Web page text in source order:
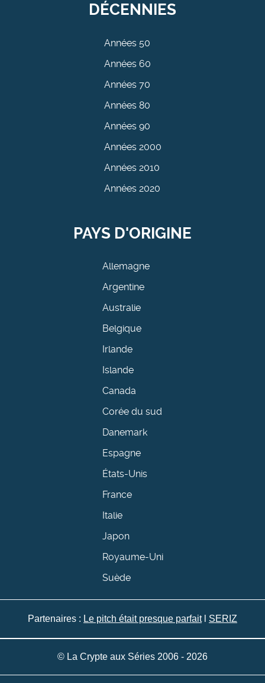
DÉCENNIES
Années 50
Années 60
Années 70
Années 80
Années 90
Années 2000
Années 2010
Années 2020
PAYS D'ORIGINE
Allemagne
Argentine
Australie
Belgique
Irlande
Islande
Canada
Corée du sud
Danemark
Espagne
États-Unis
France
Italie
Japon
Royaume-Uni
Suède
Partenaires : Le pitch était presque parfaitl SERIZ
© La Crypte aux Séries 2006 - 2026